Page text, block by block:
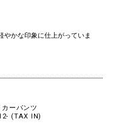
やかな印象に仕上がっていま
カーパンツ
(TAX IN)